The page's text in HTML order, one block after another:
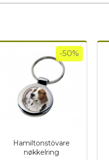
Hamiltonstövare
nøkkelring
-50%